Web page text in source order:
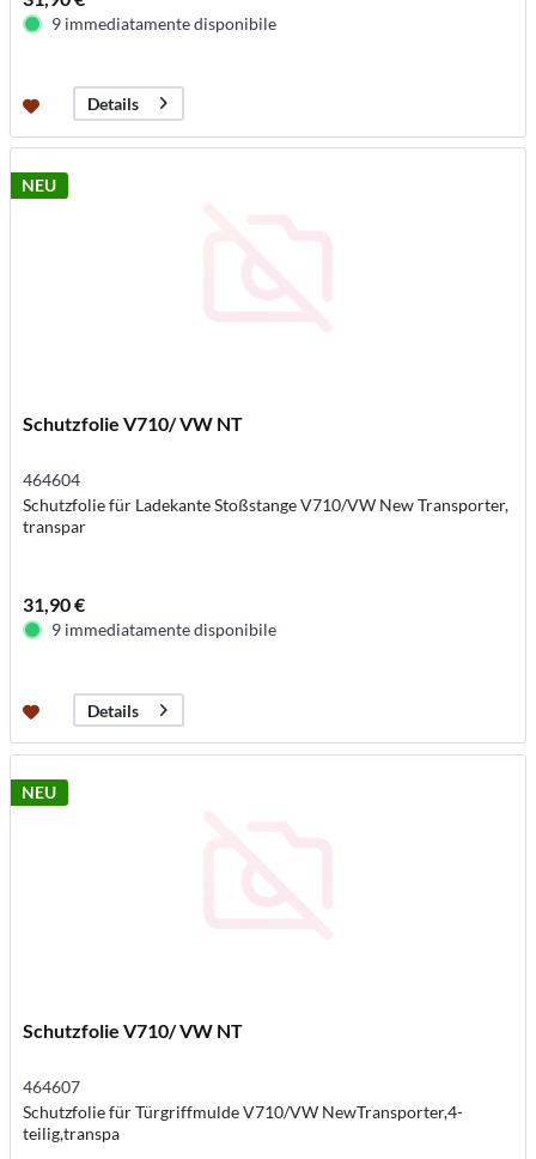
9 immediatamente disponibile
Details
NEU
Schutzfolie V710/ VW NT
464604
Schutzfolie für Ladekante Stoßstange V710/VW New Transporter,
transpar
31,90 €
9 immediatamente disponibile
Details
NEU
Schutzfolie V710/ VW NT
464607
Schutzfolie für Türgriffmulde V710/VW NewTransporter,4-
teilig,transpa